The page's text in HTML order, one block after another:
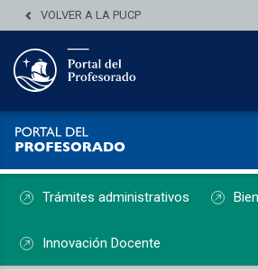
VOLVER A LA PUCP
Trámites administrativos
Innovación Docente